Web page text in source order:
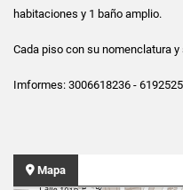
habitaciones y 1 baño amplio.
Cada piso con su nomenclatura
Imformes: 3006618236 - 6192525
Mapa